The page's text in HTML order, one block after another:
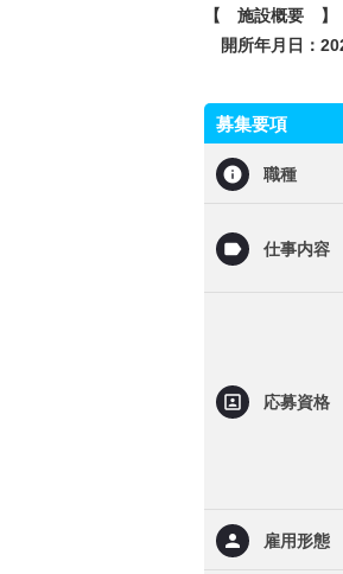
【 施設概要 】
開所年月日：
募集要項
職種
仕事内容
応募資格
雇用形態